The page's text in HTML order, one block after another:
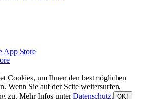
App Store
Cookies, um Ihnen den bestmöglichen
Wenn Sie auf der Seite weitersurfen,
zu. Mehr Infos unterDatenschutz. OK!